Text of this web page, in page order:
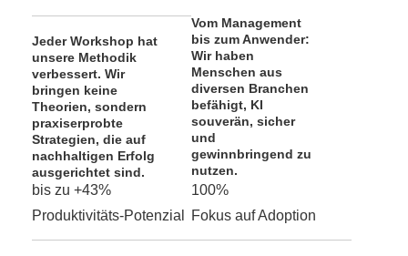
Jeder Workshop hat
unsere Methodik
verbessert. Wir
bringen keine
Theorien, sondern
praxiserprobte
Strategien, die auf
nachhaltigen Erfolg
ausgerichtet sind.
Vom Management
bis zum Anwender:
Wir haben
Menschen aus
diversen Branchen
befähigt, KI
souverän, sicher
und
gewinnbringend zu
nutzen.
bis zu +43%
Produktivitäts-Potenzial
100%
Fokus auf Adoption